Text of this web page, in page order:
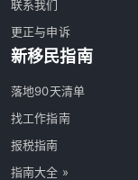
联系我们
更正与申诉
新移民指南
落地90天清单
找工作指南
报税指南
指南大全 »